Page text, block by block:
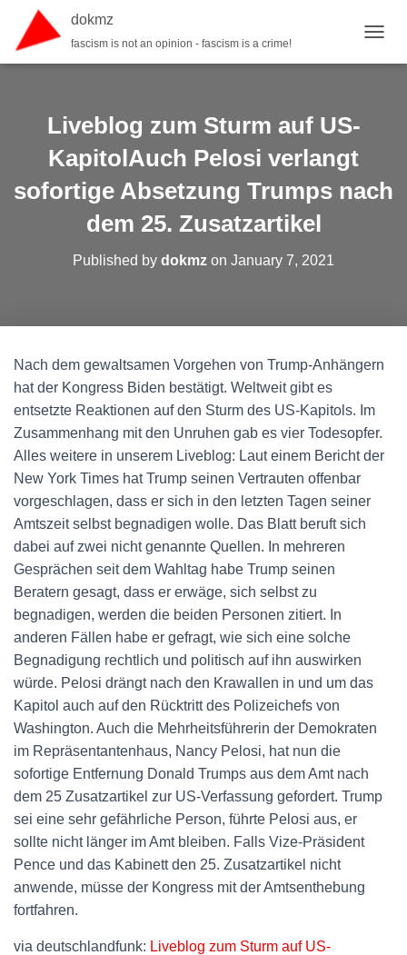
dokmz
fascism is not an opinion - fascism is a crime!
Liveblog zum Sturm auf US-
KapitolAuch Pelosi verlangt
sofortige Absetzung Trumps nach
dem 25. Zusatzartikel
Published by dokmz on January 7, 2021
Nach dem gewaltsamen Vorgehen von Trump-Anhängern
hat der Kongress Biden bestätigt. Weltweit gibt es
entsetzte Reaktionen auf den Sturm des US-Kapitols. Im
Zusammenhang mit den Unruhen gab es vier Todesopfer.
Alles weitere in unserem Liveblog: Laut einem Bericht der
New York Times hat Trump seinen Vertrauten offenbar
vorgeschlagen, dass er sich in den letzten Tagen seiner
Amtszeit selbst begnadigen wolle. Das Blatt beruft sich
dabei auf zwei nicht genannte Quellen. In mehreren
Gesprächen seit dem Wahltag habe Trump seinen
Beratern gesagt, dass er erwäge, sich selbst zu
begnadigen, werden die beiden Personen zitiert. In
anderen Fällen habe er gefragt, wie sich eine solche
Begnadigung rechtlich und politisch auf ihn auswirken
würde. Pelosi drängt nach den Krawallen in und um das
Kapitol auch auf den Rücktritt des Polizeichefs von
Washington. Auch die Mehrheitsführerin der Demokraten
im Repräsentantenhaus, Nancy Pelosi, hat nun die
sofortige Entfernung Donald Trumps aus dem Amt nach
dem 25 Zusatzartikel zur US-Verfassung gefordert. Trump
sei eine sehr gefährliche Person, führte Pelosi aus, er
sollte nicht länger im Amt bleiben. Falls Vize-Präsident
Pence und das Kabinett den 25. Zusatzartikel nicht
anwende, müsse der Kongress mit der Amtsenthebung
fortfahren.
via deutschlandfunk: Liveblog zum Sturm auf US-